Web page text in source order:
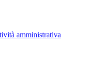
amministrativa